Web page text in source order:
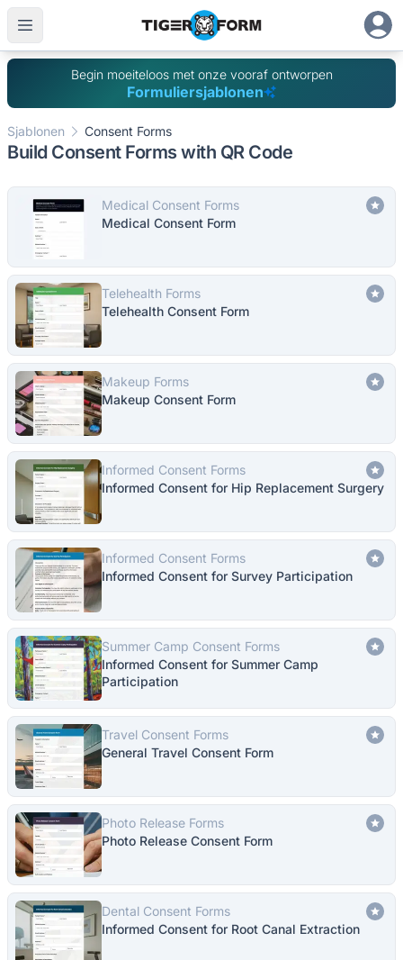
Begin moeiteloos met onze vooraf ontworpen
Formuliersjablonen
Sjablonen Consent Forms
Build Consent Forms with QR Code
Medical Consent Forms
Medical Consent Form
Telehealth Forms
Telehealth Consent Form
Makeup Forms
Makeup Consent Form
Informed Consent Forms
Informed Consent for Hip Replacement Surgery
Informed Consent Forms
Informed Consent for Survey Participation
Summer Camp Consent Forms
Informed Consent for Summer Camp
Participation
Travel Consent Forms
General Travel Consent Form
Photo Release Forms
Photo Release Consent Form
Dental Consent Forms
Informed Consent for Root Canal Extraction